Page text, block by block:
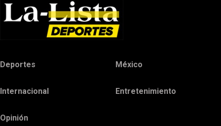
Deportes México
Internacional Entretenimiento
Opinión